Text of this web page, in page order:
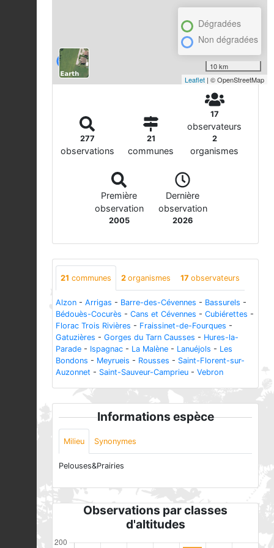
Dégradées
Non dégradées
10 km
Leaflet | © OpenStreetMap
277
observations
21
communes
17
observateurs
2
organismes
Première
observation
2005
Dernière
observation
2026
21 communes 2 organismes 17 observateurs
Alzon - Arrigas - Barre-des-Cévennes - Bassurels -
Bédouès-Cocurès - Cans et Cévennes - Cubiérettes -
Florac Trois Rivières - Fraissinet-de-Fourques -
Gatuzières - Gorges du Tarn Causses - Hures-la-
Parade - Ispagnac - La Malène - Lanuéjols - Les
Bondons - Meyrueis - Rousses - Saint-Florent-sur-
Auzonnet - Saint-Sauveur-Camprieu - Vebron
Informations espèce
Milieu Synonymes
Pelouses&Prairies
Observations par classes
d'altitudes